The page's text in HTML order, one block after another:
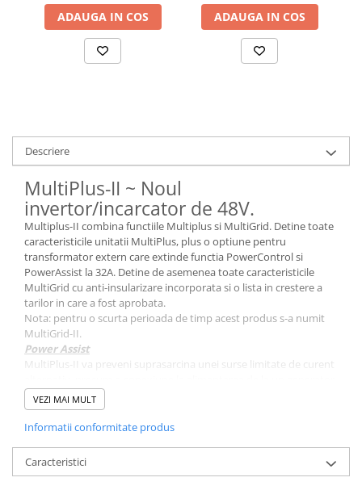
ADAUGA IN COS ADAUGA IN COS
Descriere
MultiPlus-II ~ Noul
invertor/incarcator de 48V.
Multiplus-II combina functiile Multiplus si MultiGrid. Detine toate
caracteristicile unitatii MultiPlus, plus o optiune pentru
transformator extern care extinde functia PowerControl si
PowerAssist la 32A. Detine de asemenea toate caracteristicile
MultiGrid cu anti-insularizare incorporata si o lista in crestere a
tarilor in care a fost aprobata.
Nota: pentru o scurta perioada de timp acest produs s-a numit
MultiGrid-II.
Power Assist
MultiPlus-II va preveni suprasarcina unei surse limitate de curent
sau de la mal. In primul rand, alimentarea bateriei va fi redusa in
mod automat cand in mod normal s-ar fi produs o suprasarcina.
Al doilea nivel va mari voltajul iesirii unui generator sau a unei
VEZI MAI MULT
Informatii conformitate produs
Caracteristici